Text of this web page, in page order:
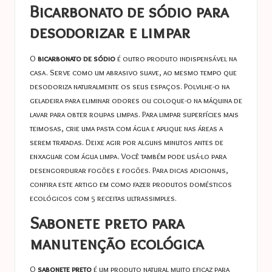
Bicarbonato de sódio para
desodorizar e limpar
O bicarbonato de sódioé outro produto indispensável na
casa. Serve como um abrasivo suave, ao mesmo tempo que
desodoriza naturalmente os seus espaços. Polvilhe-o na
geladeira para eliminar odores ou coloque-o na máquina de
lavar para obter roupas limpas. Para limpar superfícies mais
teimosas, crie uma pasta com água e aplique nas áreas a
serem tratadas. Deixe agir por alguns minutos antes de
enxaguar com água limpa. Você também pode usá-lo para
desengordurar fogões e fogões. Para dicas adicionais,
confira este artigo em como fazer produtos domésticos
ecológicos com 5 receitas ultrassimples.
Sabonete preto para
manutenção ecológica
O sabonete pretoé um produto natural muito eficaz para